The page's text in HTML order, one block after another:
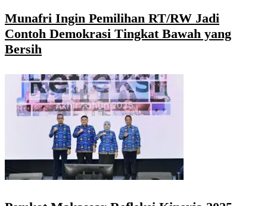
Munafri Ingin Pemilihan RT/RW Jadi
Contoh Demokrasi Tingkat Bawah yang
Bersih